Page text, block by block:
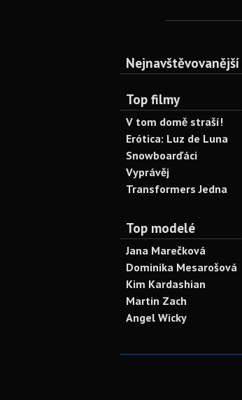
Top filmy
V tom domě straší!
Erótica: Luz de Luna
Snowboarďáci
Vyprávěj
Transformers Jedna
Top modelé
Jana Marečková
Dominika Mesarošová
Kim Kardashian
Martin Zach
Angel Wicky